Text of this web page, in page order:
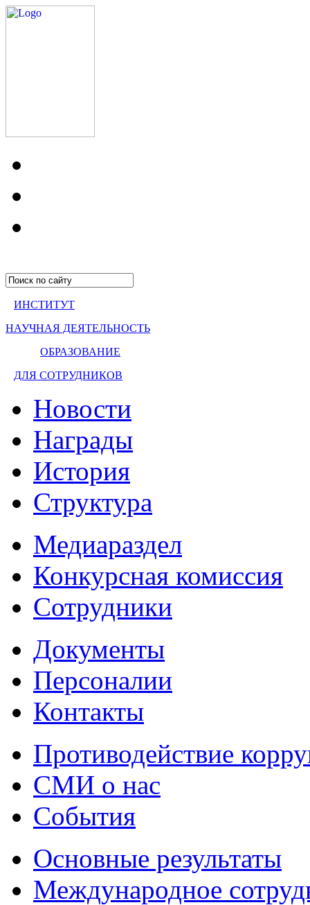
ИНСТИТУТ
НАУЧНАЯ ДЕЯТЕЛЬНОСТЬ
ОБРАЗОВАНИЕ
ДЛЯ СОТРУДНИКОВ
Новости
Награды
История
Структура
Медиараздел
Конкурсная комиссия
Сотрудники
Документы
Персоналии
Контакты
Противодействие
СМИ о нас
События
Основные результаты
Международное